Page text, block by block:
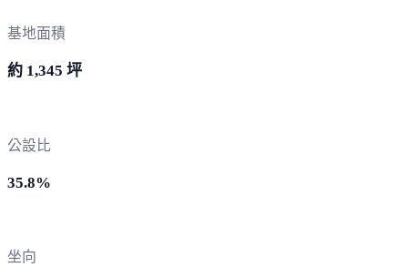
基地面積
約 1,345 坪
公設比
35.8%
坐向